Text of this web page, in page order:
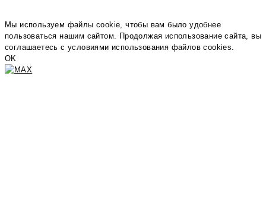
Мы используем файлы cookie, чтобы вам было удобнее
пользоваться нашим сайтом. Продолжая использование сайта, вы
соглашаетесь c условиями использования файлов cookies.
OK